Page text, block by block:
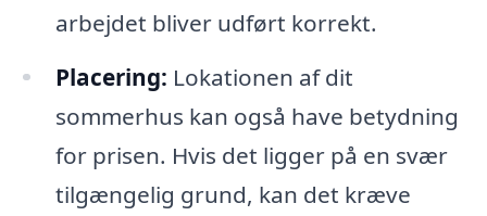
arbejdet bliver udført korrekt.
Placering: Lokationen af dit
sommerhus kan også have betydning
for prisen. Hvis det ligger på en svær
tilgængelig grund, kan det kræve